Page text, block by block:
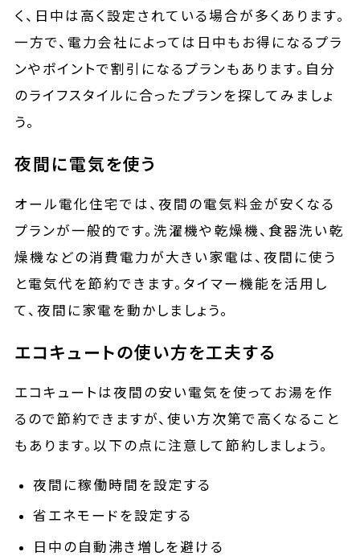
く、日中は高く設定されている場合が多くあります。
一方で、電力会社によっては日中もお得になるプラ
ンやポイントで割引になるプランもあります。自分
のライフスタイルに合ったプランを探してみましょ
う。
夜間に電気を使う
オール電化住宅では、夜間の電気料金が安くなる
プランが一般的です。洗濯機や乾燥機、食器洗い乾
燥機などの消費電力が大きい家電は、夜間に使う
と電気代を節約できます。タイマー機能を活用し
て、夜間に家電を動かしましょう。
エコキュートの使い方を工夫する
エコキュートは夜間の安い電気を使ってお湯を作
るので節約できますが、使い方次第で高くなること
もあります。以下の点に注意して節約しましょう。
夜間に稼働時間を設定する
省エネモードを設定する
日中の自動沸き増しを避ける